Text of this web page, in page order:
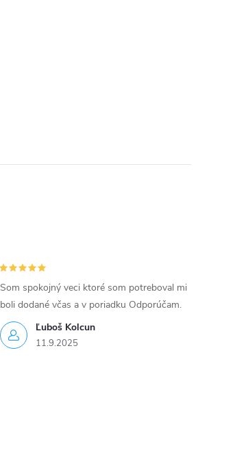
Ľuboš Kolcun
11.9.2025
Som spokojný veci ktoré som potreboval mi
boli dodané včas a v poriadku Odporúčam.